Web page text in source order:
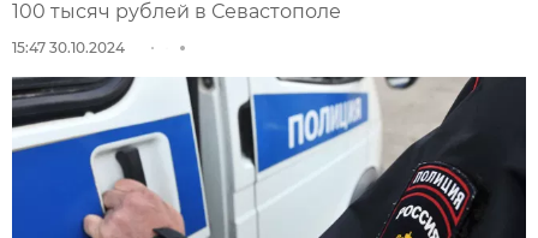
100 тысяч рублей в Севастополе
15:47 30.10.2024